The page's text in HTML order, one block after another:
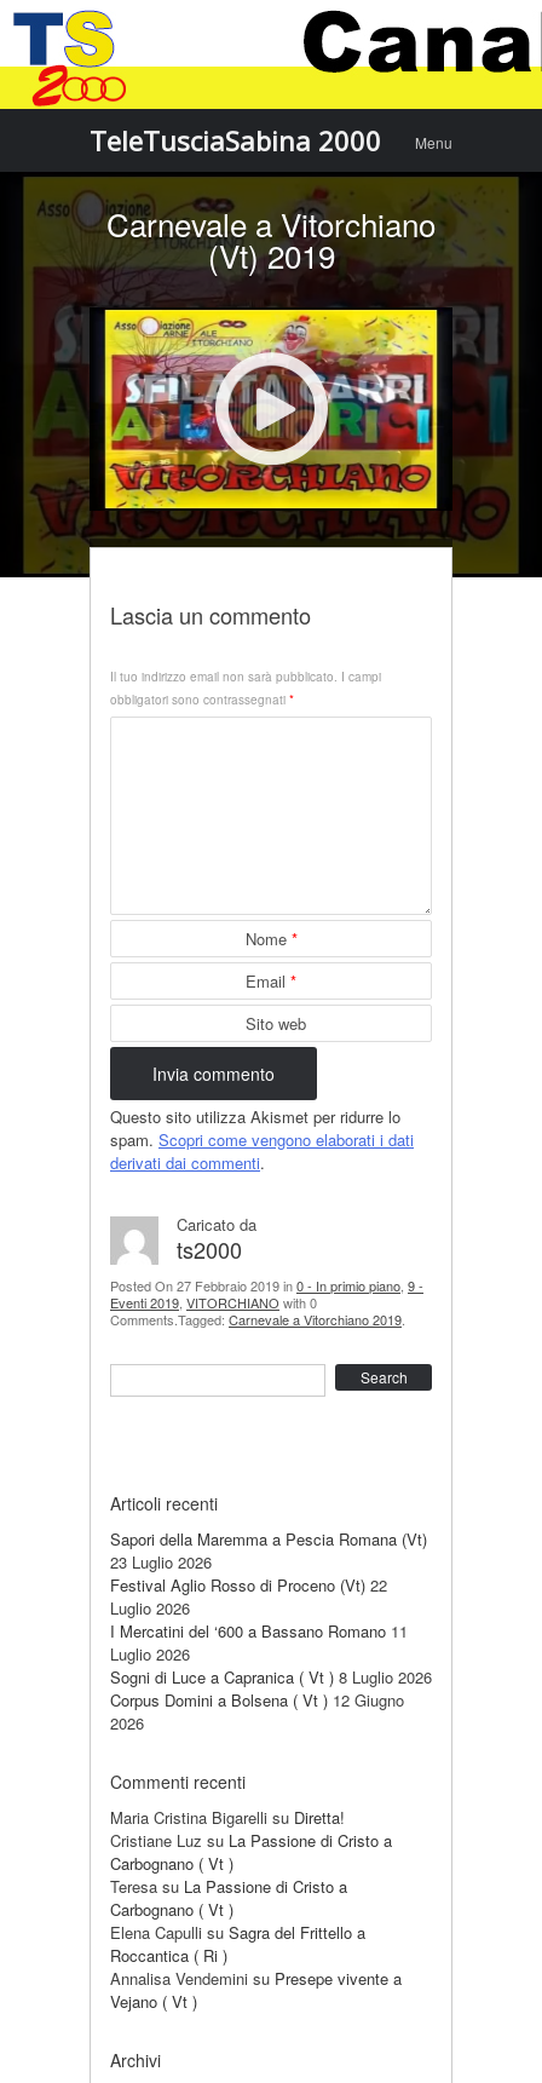
TeleTusciaSabina 2000
content
Menu
Carnevale a Vitorchiano
(Vt) 2019
Lascia un commento
Il tuo indirizzo email non sarà pubblicato. I campi
obbligatori sono contrassegnati *
Nome *
Email *
Sito web
Questo sito utilizza Akismet per ridurre lo
spam. Scopri come vengono elaborati i dati
derivati dai commenti.
Caricato da
ts2000
Posted On 27 Febbraio 2019 in0 - In primio piano 9 -
Eventi 2019 VITORCHIANO with 0
Comments.Tagged: Carnevale a Vitorchiano 2019
Articoli recenti
Sapori della Maremma a Pescia Romana (Vt)
23 Luglio 2026
Festival Aglio Rosso di Proceno (Vt) 22
Luglio 2026
I Mercatini del ‘600 a Bassano Romano 11
Luglio 2026
Sogni di Luce a Capranica ( Vt ) 8 Luglio 2026
Corpus Domini a Bolsena ( Vt ) 12 Giugno
2026
Commenti recenti
Maria Cristina Bigarelli su Diretta!
Cristiane Luz su La Passione di Cristo a
Carbognano ( Vt )
Teresa su La Passione di Cristo a
Carbognano ( Vt )
Elena Capulli su Sagra del Frittello a
Roccantica ( Ri )
Annalisa Vendemini su Presepe vivente a
Vejano ( Vt )
Archivi